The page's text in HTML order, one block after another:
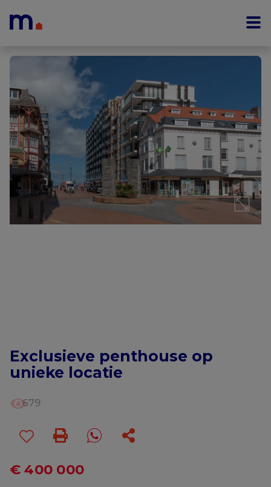
Exclusieve penthouse op
unieke locatie
679
€ 400 000